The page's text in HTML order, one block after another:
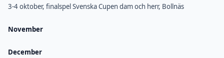
3-4 oktober, finalspel Svenska Cupen dam och herr, Bollnäs
November
December